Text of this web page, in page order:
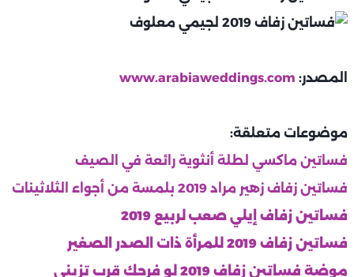
المصدر: www.arabiaweddings.com
موضوعات متعلقة:
فساتين ماكسي لطلة أنثوية رائعة في الصيف
فساتين زفاف زهير مراد 2019 بلمسة من أجواء الثلاثينات
فساتين زفاف إيلي صعب لربيع 2019
فساتين زفاف 2019 للمرأة ذات الصدر الصغير
موضة فساتين زفاف 2019 لو فرحك قرب تزيني